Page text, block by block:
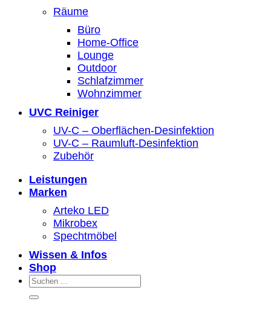
Räume
Büro
Home-Office
Lounge
Outdoor
Schlafzimmer
Wohnzimmer
UVC Reiniger
UV-C – Oberflächen-Desinfektion
UV-C – Raumluft-Desinfektion
Zubehör
Leistungen
Marken
Arteko LED
Mikrobex
Spechtmöbel
Wissen & Infos
Shop
Suchen
nach: